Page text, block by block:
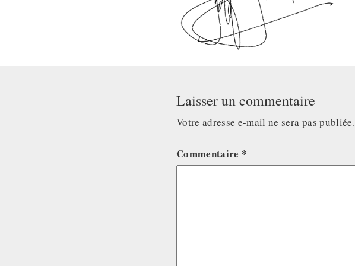
Laisser un commentaire
Votre adresse e-mail ne sera pas publiée.
Commentaire *